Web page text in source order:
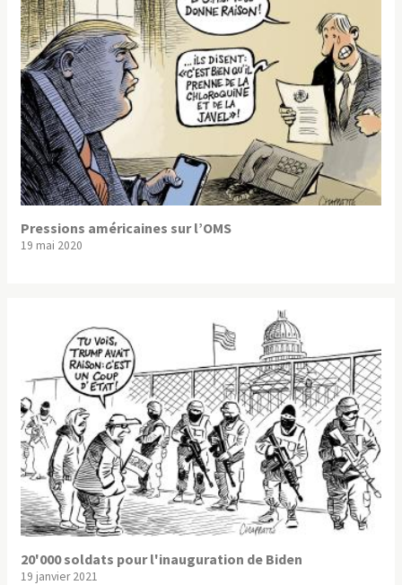
Pressions américaines sur l’OMS
19 mai 2020
20'000 soldats pour l'inauguration de Biden
19 janvier 2021